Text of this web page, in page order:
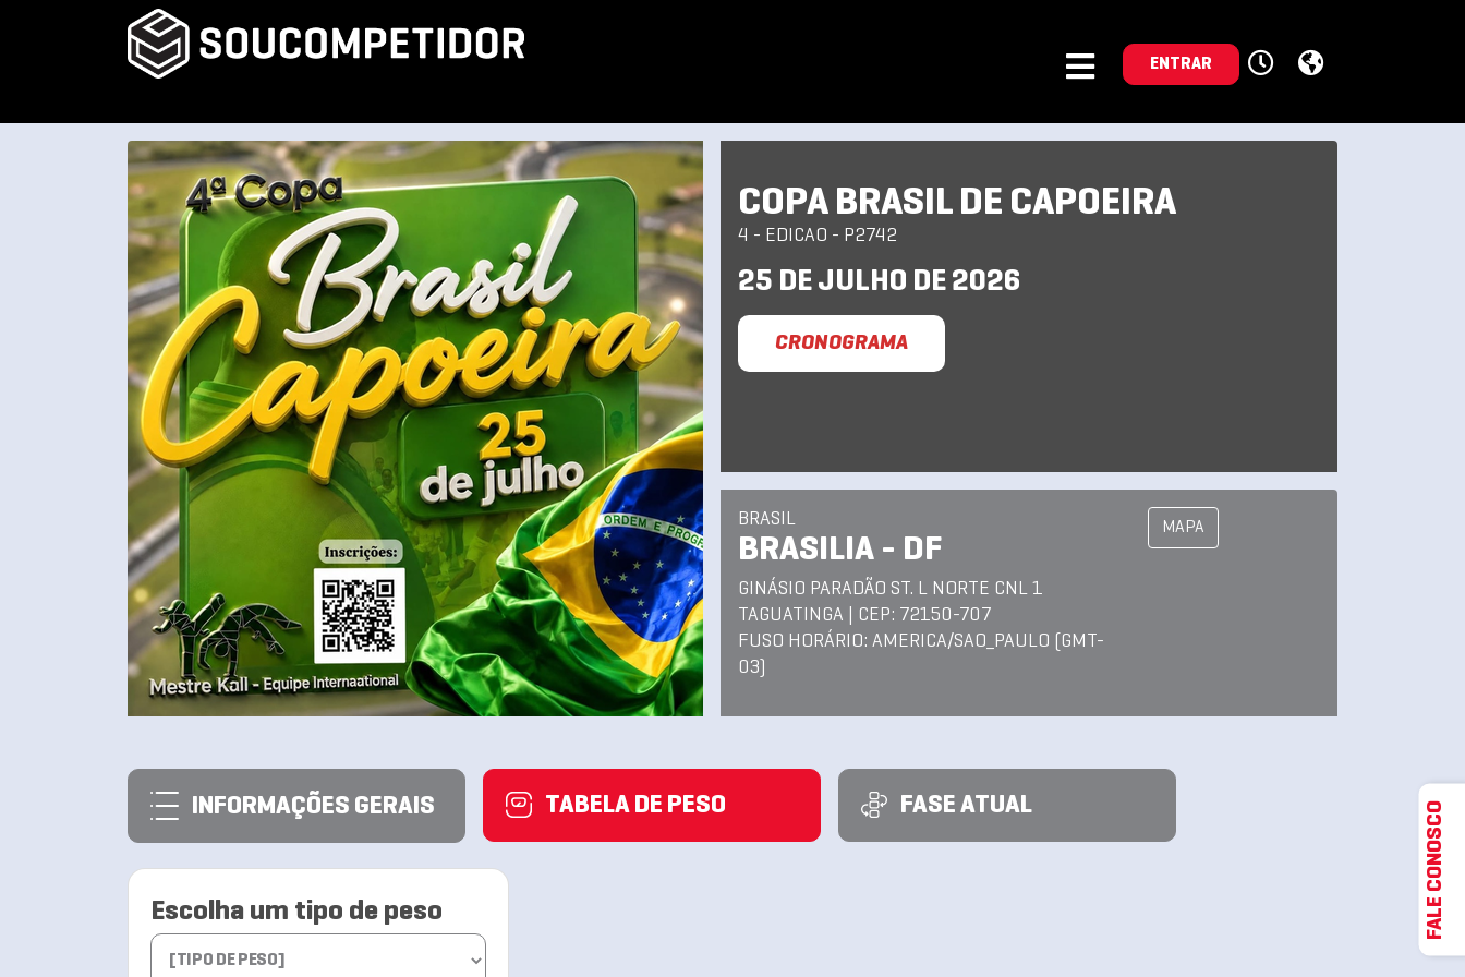
ENTRAR
COPA BRASIL DE CAPOEIRA
4 - EDICAO - P2742
25 DE JULHO DE 2026
CRONOGRAMA
BRASIL
BRASILIA - DF
GINÁSIO PARADÃO ST. L NORTE CNL 1
TAGUATINGA | CEP: 72150-707
FUSO HORÁRIO: AMERICA/SAO_PAULO (GMT-
03)
MAPA
INFORMAÇÕES GERAIS TABELA DE PESO FASE ATUAL
Escolha um tipo de peso FALE CONOSCO